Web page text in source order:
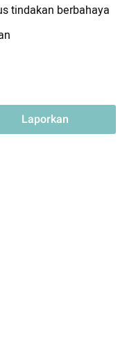
tindakan berbahaya
Laporkan